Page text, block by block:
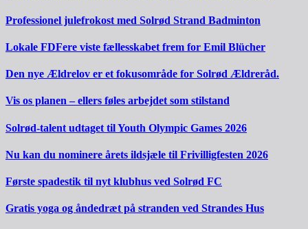
Professionel julefrokost med Solrød Strand Badminton
Lokale FDFere viste fællesskabet frem for Emil Blücher
Den nye Ældrelov er et fokusområde for Solrød Ældreråd.
Vis os planen – ellers føles arbejdet som stilstand
Solrød-talent udtaget til Youth Olympic Games 2026
Nu kan du nominere årets ildsjæle til Frivilligfesten 2026
Første spadestik til nyt klubhus ved Solrød FC
Gratis yoga og åndedræt på stranden ved Strandes Hus